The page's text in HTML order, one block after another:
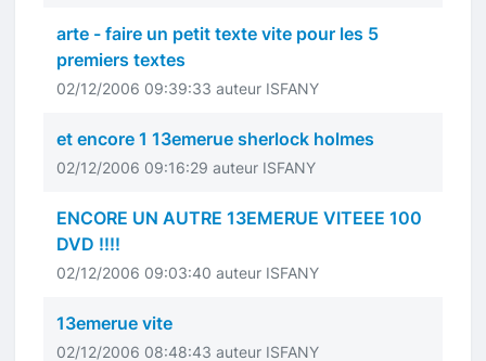
arte - faire un petit texte vite pour les 5
premiers textes
02/12/2006 09:39:33 auteur ISFANY
et encore 1 13emerue sherlock holmes
02/12/2006 09:16:29 auteur ISFANY
ENCORE UN AUTRE 13EMERUE VITEEE 100
DVD !!!!
02/12/2006 09:03:40 auteur ISFANY
13emerue vite
02/12/2006 08:48:43 auteur ISFANY